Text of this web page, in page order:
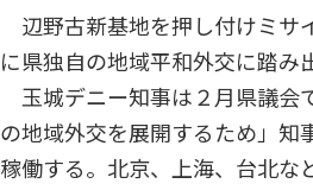
辺野古新基地を押し付けミサ
に県独自の地域平和外交に踏み
玉城デニー知事は２月県議会
の地域外交を展開するため」知
稼働する。北京、上海、台北な